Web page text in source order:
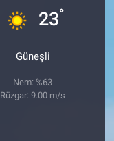
23°
Güneşli
Nem: %63
Rüzgar: 9.00 m/s